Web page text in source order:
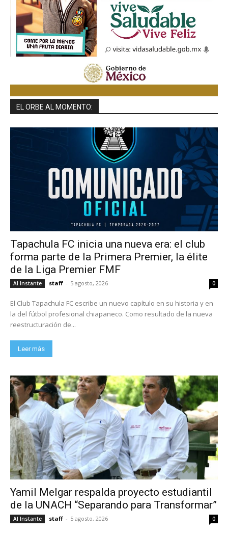
EL ORBE AL MOMENTO:
Tapachula FC inicia una nueva era: el club
forma parte de la Primera Premier, la élite
de la Liga Premier FMF
Al Instante staff - 5 agosto, 2026 0
El Club Tapachula FC escribe un nuevo capítulo en su historia y en
la del fútbol profesional chiapaneco. Como resultado de la nueva
reestructuración de...
Leer más
Yamil Melgar respalda proyecto estudiantil
de la UNACH “Separando para Transformar”
Al Instante staff - 5 agosto, 2026 0